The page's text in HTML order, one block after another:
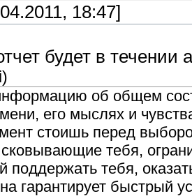
18:47]
будет в течении
)
об общем
его мыслях и
стоишь перед
сковывающие тебя,
поддержать тебя,
гарантирует быстрый